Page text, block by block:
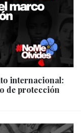
internacional:
de protección